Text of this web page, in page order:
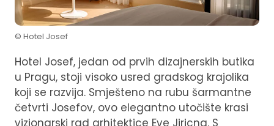
© Hotel Josef
Hotel Josef, jedan od prvih dizajnerskih butika
u Pragu, stoji visoko usred gradskog krajolika
koji se razvija. Smješteno na rubu šarmantne
četvrti Josefov, ovo elegantno utočište krasi